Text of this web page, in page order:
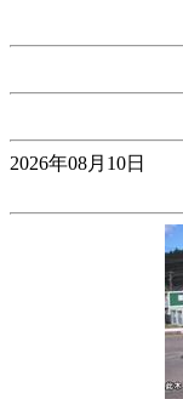
2026年08月10日